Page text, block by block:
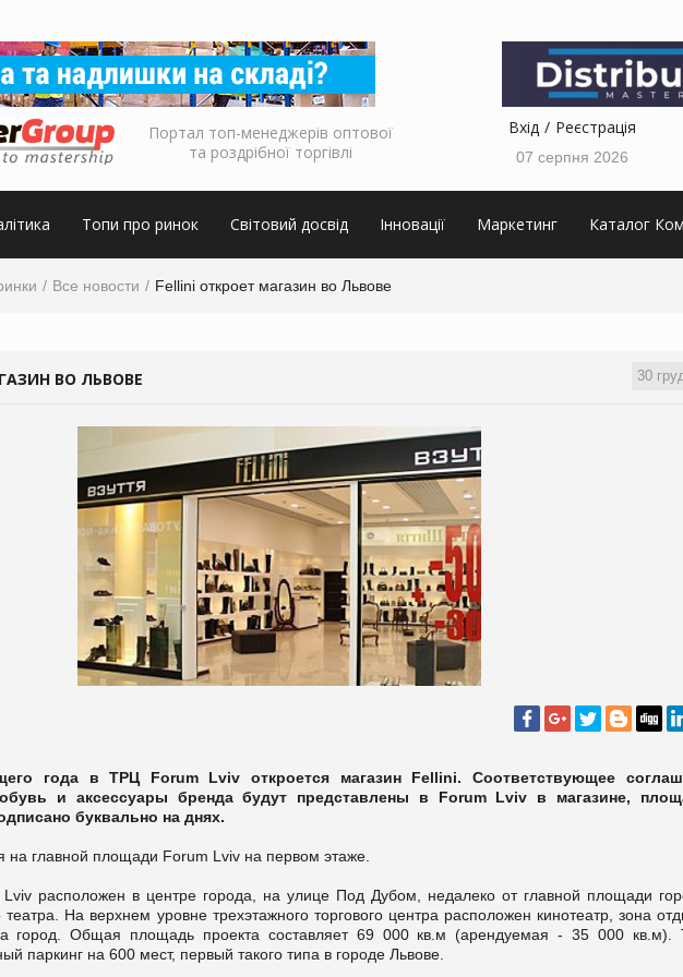
Портал топ-менеджерів оптової
та роздрібної торгівлі
Вхід Реєстрація
07 серпня 2026
Топи про ринок Світовий досвід Інновації Маркетинг Каталог
Все новости Fellini откроет магазин во Львове
30
ВО ЛЬВОВЕ
года в ТРЦ Forum Lviv откроется магазин Fellini. Соответствующее
и аксессуары бренда будут представлены в Forum Lviv в магазине,
буквально на днях.
на главной площади Forum Lviv на первом этаже.
расположен в центре города, на улице Под Дубом, недалеко от главной площади
На верхнем уровне трехэтажного торгового центра расположен кинотеатр, зона
город. Общая площадь проекта составляет 69 000 кв.м (арендуемая - 35 000 кв.м).
паркинг на 600 мест, первый такого типа в городе Львове.